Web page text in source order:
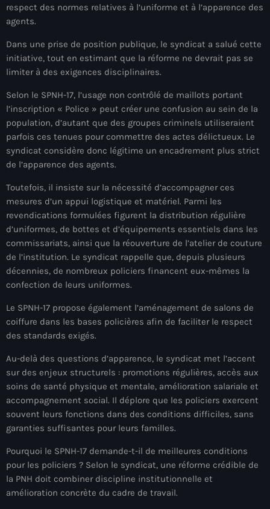
Actualités
Archives
août 2026
juin 2026
mai 2026
avril 2026
mars 2026
janvier 2026
décembre 2025
novembre 2025
octobre 2025
septembre 2025
juillet 2025
juin 2025
respect des normes relatives à l’uniforme et à l’apparence des
agents.
Dans une prise de position publique, le syndicat a salué cette
initiative, tout en estimant que la réforme ne devrait pas se
limiter à des exigences disciplinaires.
Selon le SPNH-17, l’usage non contrôlé de maillots portant
l’inscription « Police » peut créer une confusion au sein de la
population, d’autant que des groupes criminels utiliseraient
parfois ces tenues pour commettre des actes délictueux. Le
syndicat considère donc légitime un encadrement plus strict
de l’apparence des agents.
Toutefois, il insiste sur la nécessité d’accompagner ces
mesures d’un appui logistique et matériel. Parmi les
revendications formulées figurent la distribution régulière
d’uniformes, de bottes et d’équipements essentiels dans les
commissariats, ainsi que la réouverture de l’atelier de couture
de l’institution. Le syndicat rappelle que, depuis plusieurs
décennies, de nombreux policiers financent eux-mêmes la
confection de leurs uniformes.
Le SPNH-17 propose également l’aménagement de salons de
coiffure dans les bases policières afin de faciliter le respect
des standards exigés.
Au-delà des questions d’apparence, le syndicat met l’accent
sur des enjeux structurels : promotions régulières, accès aux
soins de santé physique et mentale, amélioration salariale et
accompagnement social. Il déplore que les policiers exercent
souvent leurs fonctions dans des conditions difficiles, sans
garanties suffisantes pour leurs familles.
Pourquoi le SPNH-17 demande-t-il de meilleures conditions
pour les policiers ? Selon le syndicat, une réforme crédible de
la PNH doit combiner discipline institutionnelle et
amélioration concrète du cadre de travail.